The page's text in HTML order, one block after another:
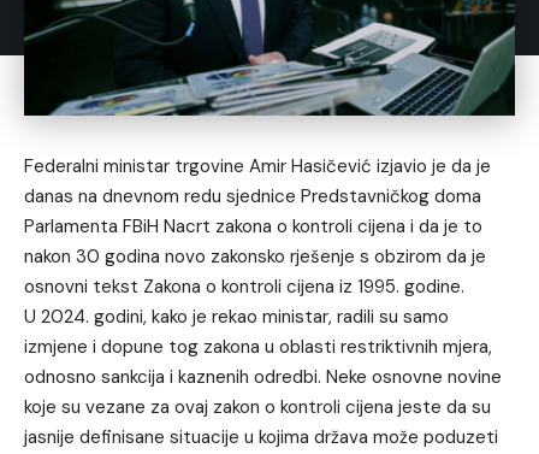
Federalni ministar trgovine Amir Hasičević izjavio je da je
danas na dnevnom redu sjednice Predstavničkog doma
Parlamenta FBiH Nacrt zakona o kontroli cijena i da je to
nakon 30 godina novo zakonsko rješenje s obzirom da je
osnovni tekst Zakona o kontroli cijena iz 1995. godine.
U 2024. godini, kako je rekao ministar, radili su samo
izmjene i dopune tog zakona u oblasti restriktivnih mjera,
odnosno sankcija i kaznenih odredbi. Neke osnovne novine
koje su vezane za ovaj zakon o kontroli cijena jeste da su
jasnije definisane situacije u kojima država može poduzeti